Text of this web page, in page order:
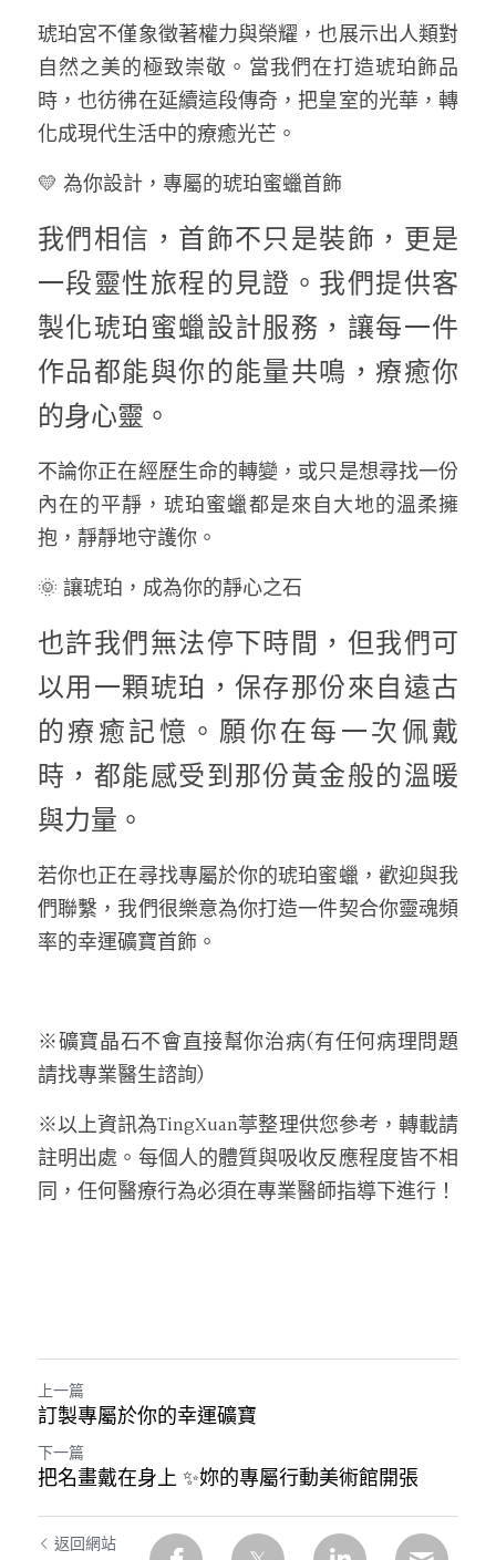
琥珀宮不僅象徵著權力與榮耀，也展示出人類對
自然之美的極致崇敬。當我們在打造琥珀飾品
時，也彷彿在延續這段傳奇，把皇室的光華，轉
化成現代生活中的療癒光芒。
💛 為你設計，專屬的琥珀蜜蠟首飾
我們相信，首飾不只是裝飾，更是
一段靈性旅程的見證。我們提供客
製化琥珀蜜蠟設計服務，讓每一件
作品都能與你的能量共鳴，療癒你
的身心靈。
不論你正在經歷生命的轉變，或只是想尋找一份
內在的平靜，琥珀蜜蠟都是來自大地的溫柔擁
抱，靜靜地守護你。
🌞 讓琥珀，成為你的靜心之石
也許我們無法停下時間，但我們可
以用一顆琥珀，保存那份來自遠古
的療癒記憶。願你在每一次佩戴
時，都能感受到那份黃金般的溫暖
與力量。
若你也正在尋找專屬於你的琥珀蜜蠟，歡迎與我
們聯繫，我們很樂意為你打造一件契合你靈魂頻
率的幸運礦寶首飾。
※礦寶晶石不會直接幫你治病(有任何病理問題
請找專業醫生諮詢)
※以上資訊為TingXuan葶整理供您參考，轉載請
註明出處。每個人的體質與吸收反應程度皆不相
同，任何醫療行為必須在專業醫師指導下進行！
上一篇
訂製專屬於你的幸運礦寶
下一篇
把名畫戴在身上 ✨妳的專屬行動美術館開張
返回網站